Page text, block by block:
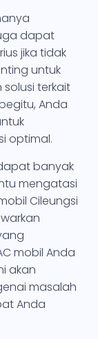
dapat
jika tidak
untuk
terkait
Anda
optimal.
banyak
mengatasi
Cileungsi
mobil Anda
akan
masalah
Anda